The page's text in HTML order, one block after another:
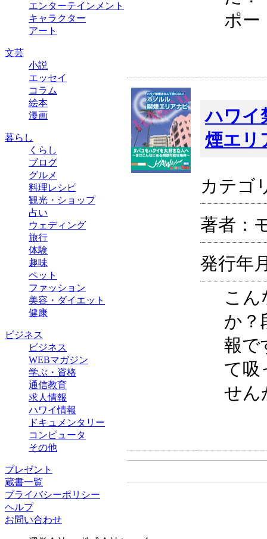
ポー
ハワイ
煙エリ
カテゴ
著者：
発行年
こん
か？
報で
て吸
せん
エンターテインメント
キャラクター
アート
文芸
小説
エッセイ
コラム
絵本
漫画
暮らし
くらし
ブログ
グルメ
料理レシピ
観光・ショップ
占い
ウェディング
旅行
体験
趣味
ペット
ファッション
美容・ダイエット
健康
ビジネス
ビジネス
WEBマガジン
学ぶ・資格
通信教育
求人情報
ハワイ情報
ドキュメンタリー
コンピュータ
その他
プレゼント
蔵書一覧
プライバシーポリシー
ヘルプ
お問い合わせ